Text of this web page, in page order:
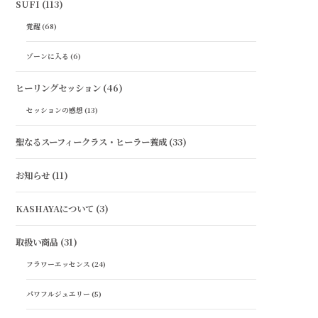
SUFI (113)
覚醒(68)
ゾーンに入る (6)
ヒーリングセッション(46)
セッションの感想 (13)
聖なるスーフィークラス・ヒーラー養成(33)
お知らせ(11)
KASHAYAについて (3)
取扱い商品 (31)
フラワーエッセンス (24)
パワフルジュエリー (5)